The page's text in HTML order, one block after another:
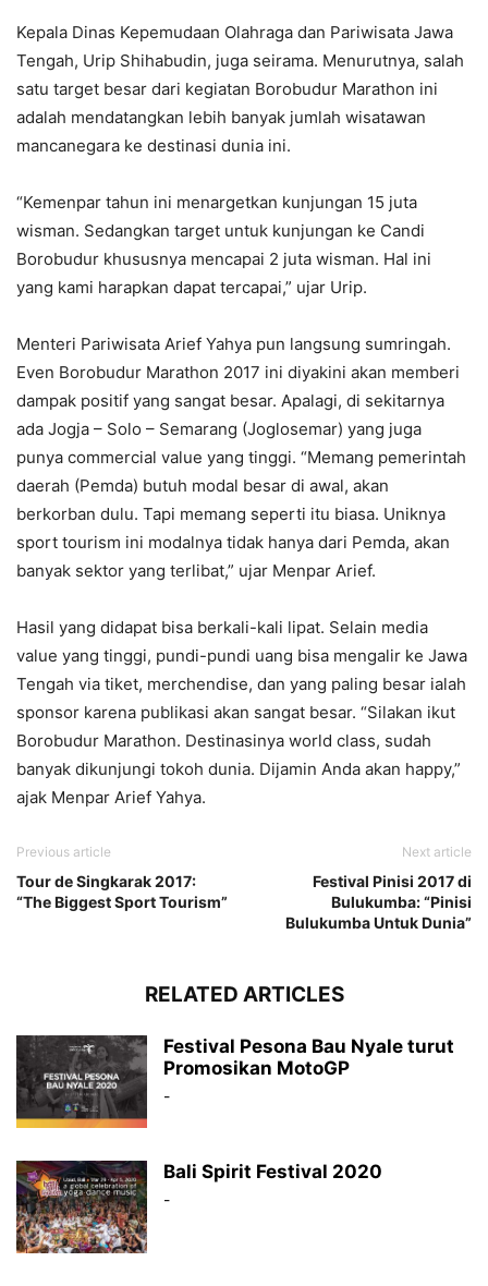
Kepala Dinas Kepemudaan Olahraga dan Pariwisata Jawa
Tengah, Urip Shihabudin, juga seirama. Menurutnya, salah
satu target besar dari kegiatan Borobudur Marathon ini
adalah mendatangkan lebih banyak jumlah wisatawan
mancanegara ke destinasi dunia ini.
“Kemenpar tahun ini menargetkan kunjungan 15 juta
wisman. Sedangkan target untuk kunjungan ke Candi
Borobudur khususnya mencapai 2 juta wisman. Hal ini
yang kami harapkan dapat tercapai,” ujar Urip.
Menteri Pariwisata Arief Yahya pun langsung sumringah.
Even Borobudur Marathon 2017 ini diyakini akan memberi
dampak positif yang sangat besar. Apalagi, di sekitarnya
ada Jogja – Solo – Semarang (Joglosemar) yang juga
punya commercial value yang tinggi. “Memang pemerintah
daerah (Pemda) butuh modal besar di awal, akan
berkorban dulu. Tapi memang seperti itu biasa. Uniknya
sport tourism ini modalnya tidak hanya dari Pemda, akan
banyak sektor yang terlibat,” ujar Menpar Arief.
Hasil yang didapat bisa berkali-kali lipat. Selain media
value yang tinggi, pundi-pundi uang bisa mengalir ke Jawa
Tengah via tiket, merchendise, dan yang paling besar ialah
sponsor karena publikasi akan sangat besar. “Silakan ikut
Borobudur Marathon. Destinasinya world class, sudah
banyak dikunjungi tokoh dunia. Dijamin Anda akan happy,”
ajak Menpar Arief Yahya.
Previous article
Tour de Singkarak 2017:
“The Biggest Sport Tourism”
Next article
Festival Pinisi 2017 di
Bulukumba: “Pinisi
Bulukumba Untuk Dunia”
RELATED ARTICLES
Festival Pesona Bau Nyale turut
Promosikan MotoGP
-
Bali Spirit Festival 2020
-